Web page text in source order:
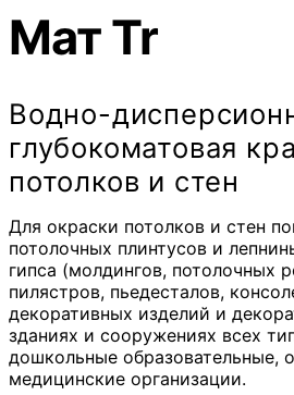
Мат Tr
Водно-
глубокоматовая
потолков и стен
Для окраски потолков и стен
потолочных плинтусов и
гипса (молдингов, потолочных
пилястров, пьедесталов,
декоративных изделий и
зданиях и сооружениях всех
дошкольные образовательные,
медицинские организации.